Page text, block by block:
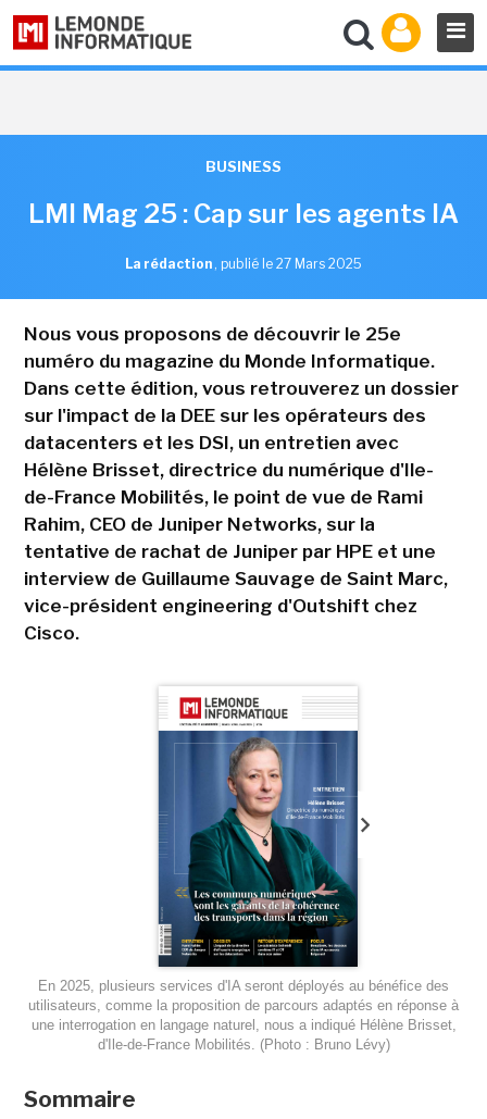
BUSINESS
LMI Mag 25 : Cap sur les agents IA
La rédaction , publié le 27 Mars 2025
Nous vous proposons de découvrir le 25e
numéro du magazine du Monde Informatique.
Dans cette édition, vous retrouverez un dossier
sur l'impact de la DEE sur les opérateurs des
datacenters et les DSI, un entretien avec
Hélène Brisset, directrice du numérique d'Ile-
de-France Mobilités, le point de vue de Rami
Rahim, CEO de Juniper Networks, sur la
tentative de rachat de Juniper par HPE et une
interview de Guillaume Sauvage de Saint Marc,
vice-président engineering d'Outshift chez
Cisco.
En 2025, plusieurs services d'IA seront déployés au bénéfice des
utilisateurs, comme la proposition de parcours adaptés en réponse à
une interrogation en langage naturel, nous a indiqué Hélène Brisset,
d'Ile-de-France Mobilités. (Photo : Bruno Lévy)
Sommaire